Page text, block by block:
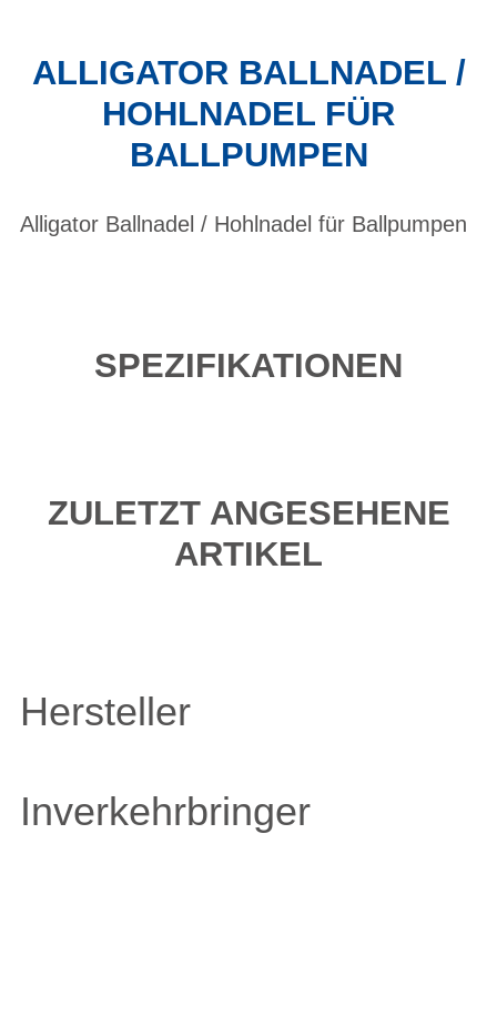
ALLIGATOR BALLNADEL /
HOHLNADEL FÜR
BALLPUMPEN
Alligator Ballnadel / Hohlnadel für Ballpumpen
SPEZIFIKATIONEN
ZULETZT ANGESEHENE
ARTIKEL
Hersteller
Inverkehrbringer